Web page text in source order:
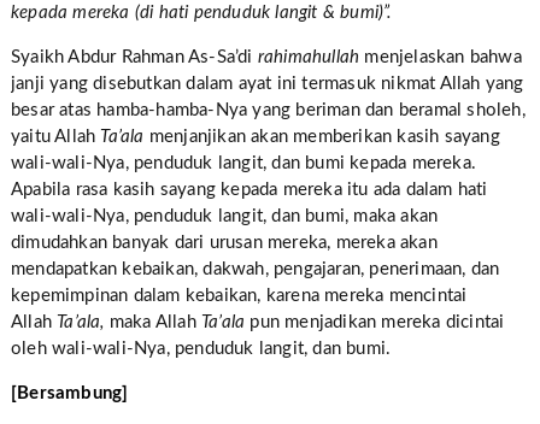
kepada mereka (di hati penduduk langit & bumi)”.
Syaikh Abdur Rahman As-Sa’di rahimahullah menjelaskan bahwa
janji yang disebutkan dalam ayat ini termasuk nikmat Allah yang
besar atas hamba-hamba-Nya yang beriman dan beramal sholeh,
yaitu Allah Ta’ala menjanjikan akan memberikan kasih sayang
wali-wali-Nya, penduduk langit, dan bumi kepada mereka.
Apabila rasa kasih sayang kepada mereka itu ada dalam hati
wali-wali-Nya, penduduk langit, dan bumi, maka akan
dimudahkan banyak dari urusan mereka, mereka akan
mendapatkan kebaikan, dakwah, pengajaran, penerimaan, dan
kepemimpinan dalam kebaikan, karena mereka mencintai
Allah Ta’ala, maka Allah Ta’ala pun menjadikan mereka dicintai
oleh wali-wali-Nya, penduduk langit, dan bumi.
[Bersambung]